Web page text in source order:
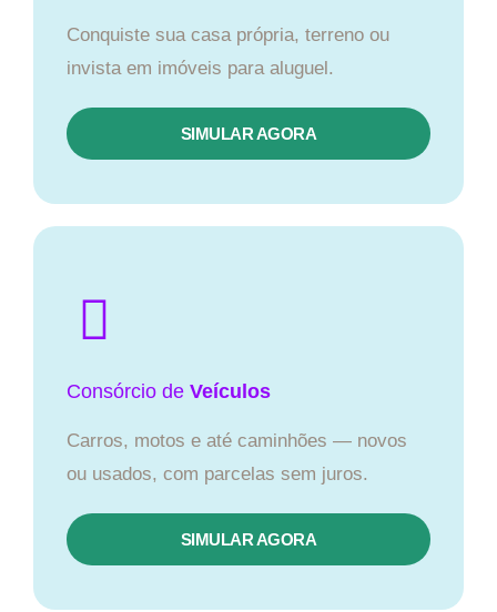
Conquiste sua casa própria, terreno ou
invista em imóveis para aluguel.
SIMULAR AGORA​
Consórcio de Veículos
Carros, motos e até caminhões — novos
ou usados, com parcelas sem juros.
SIMULAR AGORA